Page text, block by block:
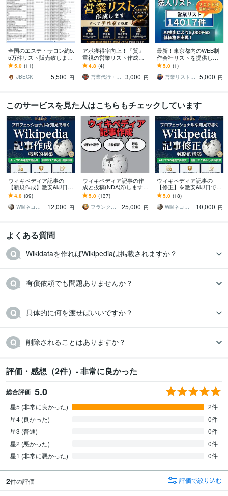
全国のエステ・サロン約5.
5万件リスト販売致します
テレアポ・DM・訪問営業
に最適なアタックリスト
で新規顧客開拓
5.0 (11)
JBECK
5,500 円
アポ獲得率向上！『質』
重視の営業リスト作成し
ます プロが営業戦略と経
験に基づく「勝てる」法
人リストを提供します
4.8 (4)
営業代行・SNSのプロ 〜コアタクト〜
3,000 円
最新！東京都内のWEB制
作会社リストを提供しま
す 【法人営業・BtoB・W
EB制作会社・東京都内】
営業リスト
5.0 (1)
営業リストマン
5,000 円
このサービスを見た人はこちらもチェックしています
ウィキペディア記事の
【新規作成】激安&即日で
します 【最安】Wikipedia
を強力なSEO•LLMOツー
ルに
4.8 (39)
Wikiネコ＠ウィキぺディアの専門家
12,000 円
ウィキペディア記事の作
成と投稿(NDA済)します
掲載保証のwikipedia記
事！GEO,LLMO,SEOへ
5.0 (137)
フランクマーケティング_AI時代のマーケ
25,000 円
ウィキペディア記事の
【修正】を激安&即日でし
ます 【最安 】Wikipediaを
強力なSEO•LLMOツール
に
5.0 (18)
Wikiネコ＠ウィキぺディアの専門家
10,000 円
よくある質問
Wikidataを作ればWikipediaは掲載されますか？
有償依頼でも問題ありませんか？
具体的に何を渡せばいいですか？
削除されることはありますか？
評価・感想（2件）- 非常に良かった
総合評価 5.0
星5 (非常に良かった)
2件
星4 (良かった)
0件
星3 (普通)
0件
星2 (悪かった)
0件
星1 (非常に悪かった)
0件
2件の評価 評価で絞り込む